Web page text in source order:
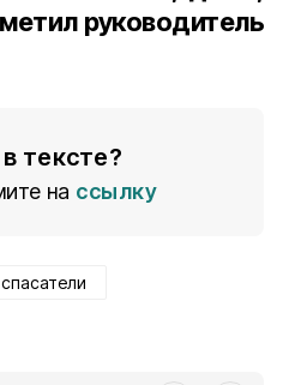
руководитель
тексте?
на ссылку
спасатели